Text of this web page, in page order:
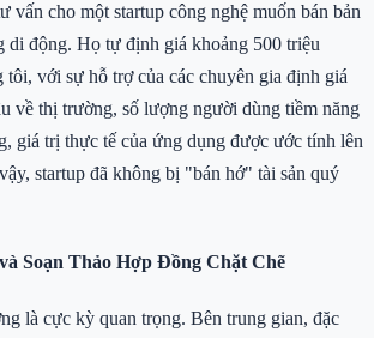
vấn cho một startup công nghệ muốn bán bản
di động. Họ tự định giá khoảng 500 triệu
tôi, với sự hỗ trợ của các chuyên gia định giá
về thị trường, số lượng người dùng tiềm năng
giá trị thực tế của ứng dụng được ước tính lên
startup đã không bị "bán hớ" tài sản quý
Soạn Thảo Hợp Đồng Chặt Chẽ
là cực kỳ quan trọng. Bên trung gian, đặc